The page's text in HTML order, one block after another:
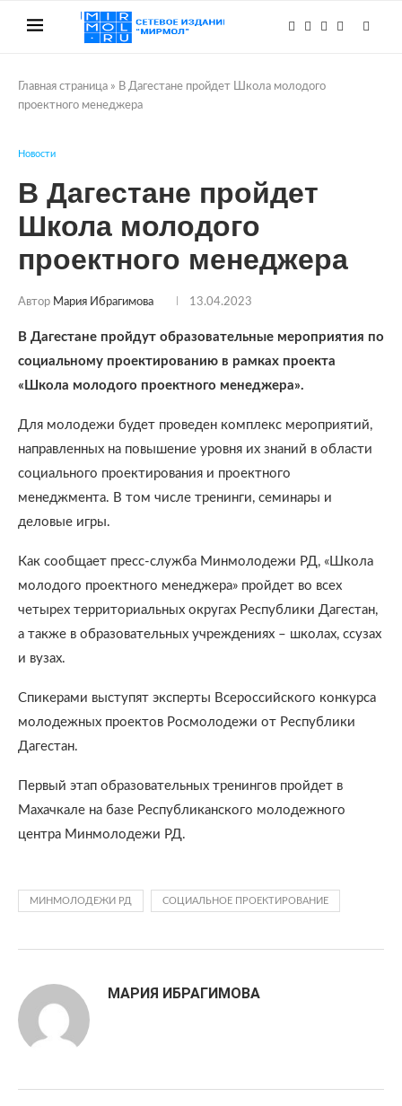
Главная страница » В Дагестане пройдет Школа молодого
проектного менеджера
Новости
В Дагестане пройдет
Школа молодого
проектного менеджера
Автор Мария Ибрагимова 13.04.2023
В Дагестане пройдут образовательные мероприятия по
социальному проектированию в рамках проекта
«Школа молодого проектного менеджера».
Для молодежи будет проведен комплекс мероприятий,
направленных на повышение уровня их знаний в области
социального проектирования и проектного
менеджмента. В том числе тренинги, семинары и
деловые игры.
Как сообщает пресс-служба Минмолодежи РД, «Школа
молодого проектного менеджера» пройдет во всех
четырех территориальных округах Республики Дагестан,
а также в образовательных учреждениях – школах, ссузах
и вузах.
Спикерами выступят эксперты Всероссийского конкурса
молодежных проектов Росмолодежи от Республики
Дагестан.
Первый этап образовательных тренингов пройдет в
Махачкале на базе Республиканского молодежного
центра Минмолодежи РД.
МИНМОЛОДЕЖИ РД СОЦИАЛЬНОЕ ПРОЕКТИРОВАНИЕ
МАРИЯ ИБРАГИМОВА